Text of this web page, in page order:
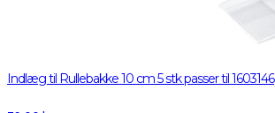
Indlæg til Rullebakke 10 cm 5 stk passer til 1603146